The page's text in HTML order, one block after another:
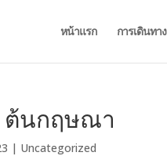
หน้าแรก การเดินทาง
ต้นกฤษณา
| Uncategorized